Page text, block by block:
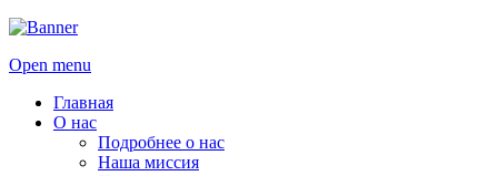
Open menu
Главная
О нас
Подробнее о нас
Наша миссия